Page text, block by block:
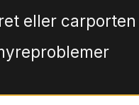
eller carporten